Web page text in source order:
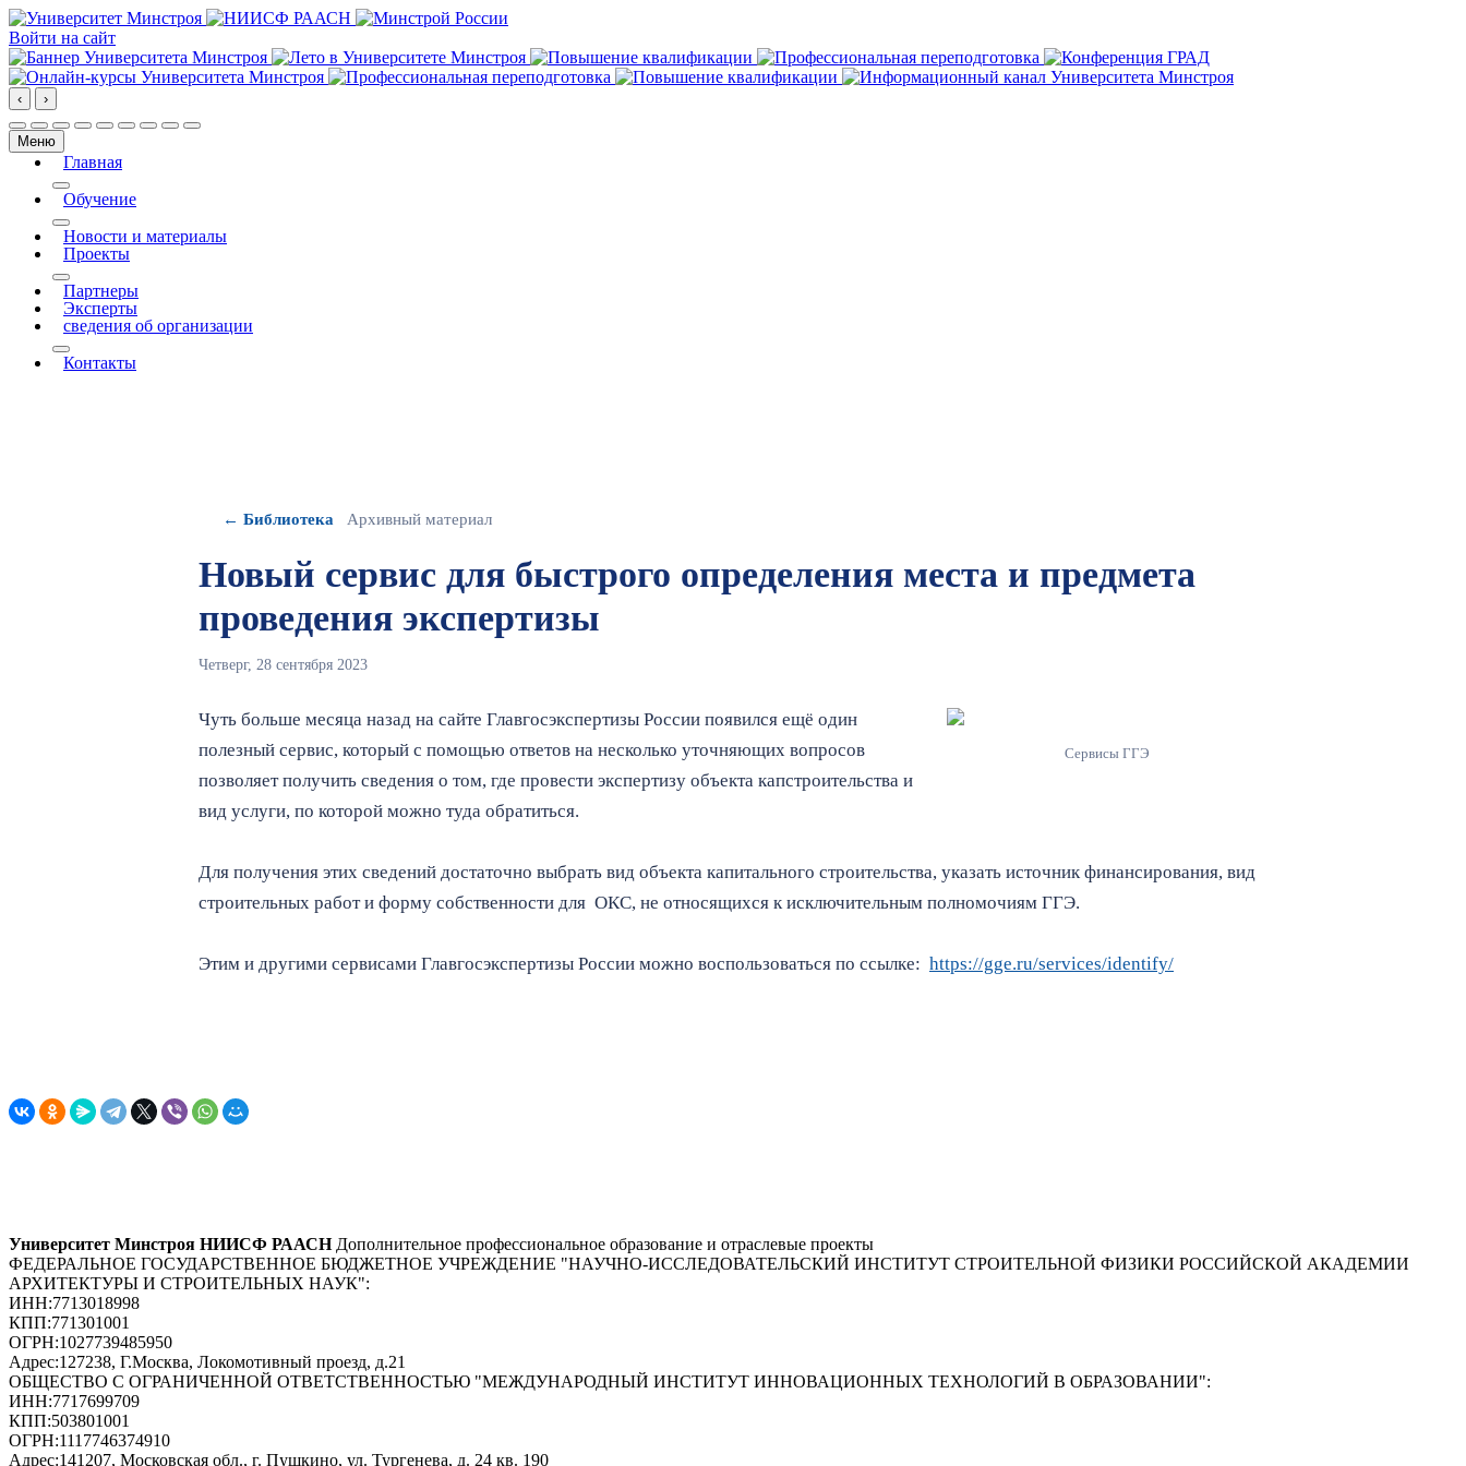
Войти на сайт
‹ ›
Меню
Главная
More about: Главная
Обучение
More about: Обучение
Новости и материалы
Проекты
More about: Проекты
Партнеры
Эксперты
сведения об организации
More about: сведения об организации
Контакты
← Библиотека Архивный материал
Новый сервис для быстрого определения места и предмета
проведения экспертизы
Четверг, 28 сентября 2023
Сервисы ГГЭ
Чуть больше месяца назад на сайте Главгосэкспертизы России появился ещё один
полезный сервис, который с помощью ответов на несколько уточняющих вопросов
позволяет получить сведения о том, где провести экспертизу объекта капстроительства и
вид услуги, по которой можно туда обратиться.
Для получения этих сведений достаточно выбрать вид объекта капитального строительства, указать источник финансирования, вид
строительных работ и форму собственности для ОКС, не относящихся к исключительным полномочиям ГГЭ.
Этим и другими сервисами Главгосэкспертизы России можно воспользоваться по ссылке: https://gge.ru/services/identify/
Университет Минстроя НИИСФ РААСН Дополнительное профессиональное образование и отраслевые проекты
ФЕДЕРАЛЬНОЕ ГОСУДАРСТВЕННОЕ БЮДЖЕТНОЕ УЧРЕЖДЕНИЕ "НАУЧНО-ИССЛЕДОВАТЕЛЬСКИЙ ИНСТИТУТ СТРОИТЕЛЬНОЙ ФИЗИКИ РОССИЙСКОЙ АКАДЕМИИ
АРХИТЕКТУРЫ И СТРОИТЕЛЬНЫХ НАУК":
ИНН:7713018998
КПП:771301001
ОГРН:1027739485950
Адрес:127238, Г.Москва, Локомотивный проезд, д.21
ОБЩЕСТВО С ОГРАНИЧЕННОЙ ОТВЕТСТВЕННОСТЬЮ "МЕЖДУНАРОДНЫЙ ИНСТИТУТ ИННОВАЦИОННЫХ ТЕХНОЛОГИЙ В ОБРАЗОВАНИИ":
ИНН:7717699709
КПП:503801001
ОГРН:1117746374910
Адрес:141207, Московская обл., г. Пушкино, ул. Тургенева, д. 24 кв. 190